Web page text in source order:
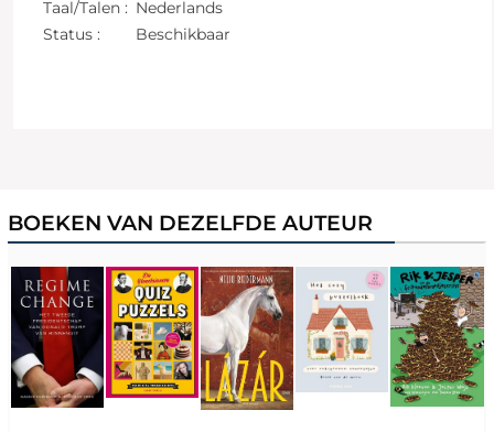
Taal/Talen : Nederlands
Status :
Beschikbaar
BOEKEN VAN DEZELFDE AUTEUR